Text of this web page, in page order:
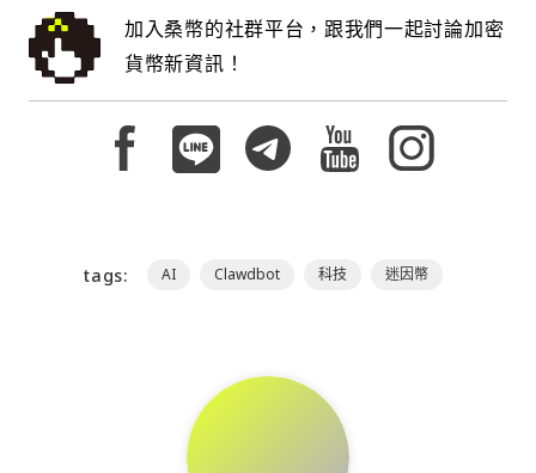
加入桑幣的社群平台，跟我們一起討論加密
貨幣新資訊！
tags: AI Clawdbot 科技 迷因幣